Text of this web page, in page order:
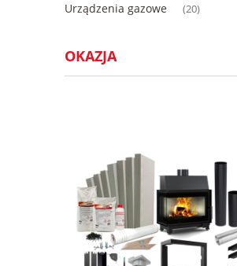
Urządzenia gazowe (20)
OKAZJA